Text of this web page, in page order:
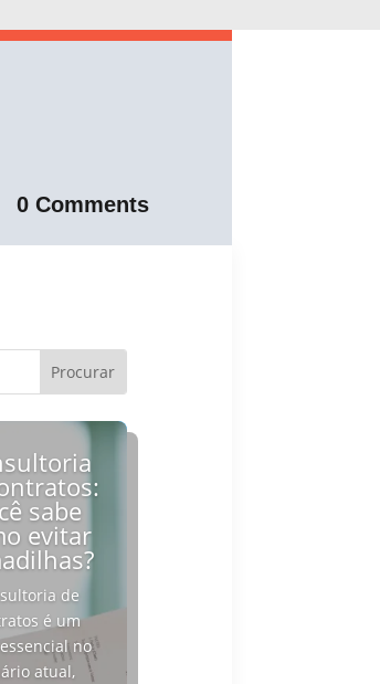
0 Comments
sabe
evitar
de
é um
no
atual,